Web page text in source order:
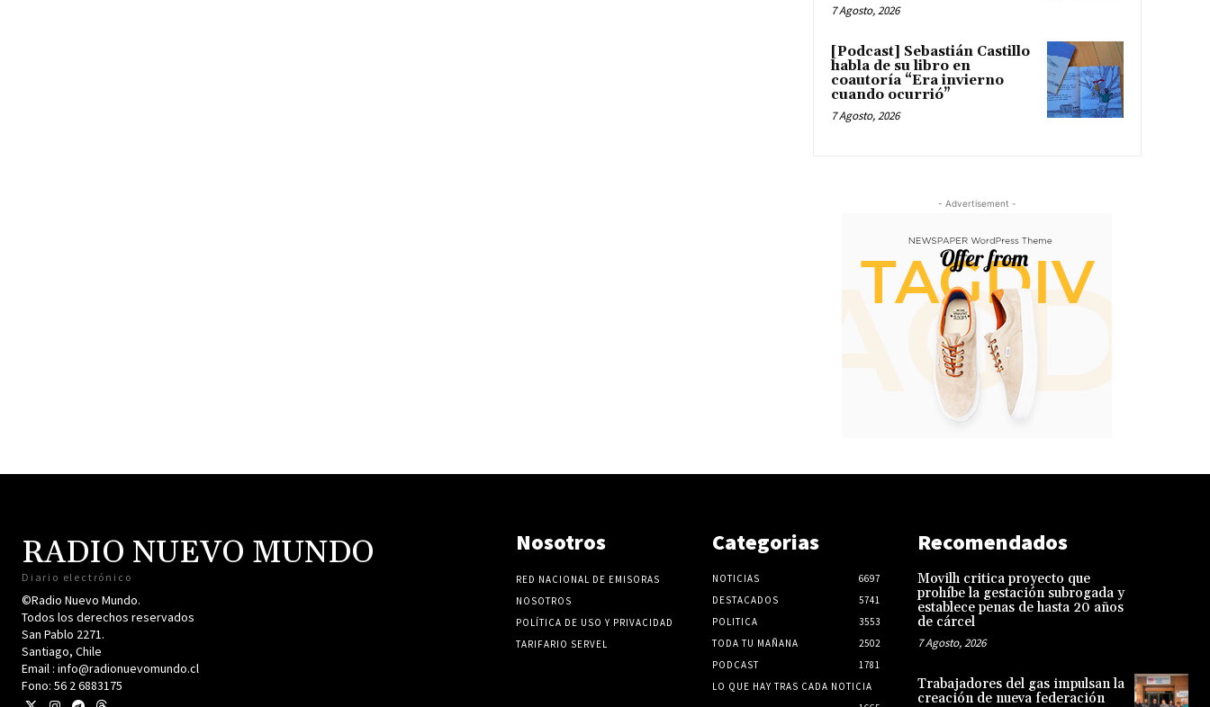
7 Agosto, 2026
[Podcast] Sebastián Castillo
habla de su libro en
coautoría “Era invierno
cuando ocurrió”
7 Agosto, 2026
- Advertisement -
RADIO NUEVO MUNDO
Diario electrónico
©Radio Nuevo Mundo.
Todos los derechos reservados
San Pablo 2271.
Santiago, Chile
Email : info@radionuevomundo.cl
Fono: 56 2 6883175
Nosotros
RED NACIONAL DE EMISORAS
NOSOTROS
POLÍTICA DE USO Y PRIVACIDAD
TARIFARIO SERVEL
Categorias
NOTICIAS
6697
DESTACADOS
5741
POLITICA
3553
TODA TU MAÑANA
2502
PODCAST
1781
LO QUE HAY TRAS CADA NOTICIA
Recomendados
Movilh critica proyecto que
prohíbe la gestación subrogada y
establece penas de hasta 20 años
de cárcel
7 Agosto, 2026
Trabajadores del gas impulsan la
creación de nueva federación